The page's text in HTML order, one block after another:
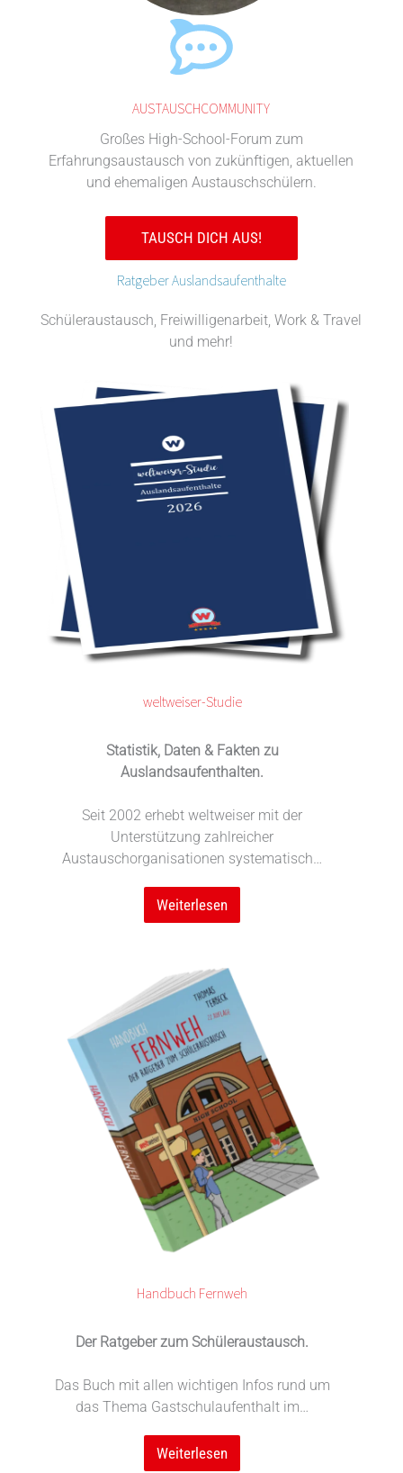
AUSTAUSCHCOMMUNITY
Großes High-School-Forum zum
Erfahrungsaustausch von zukünftigen, aktuellen
und ehemaligen Austauschschülern.
TAUSCH DICH AUS!
Ratgeber Auslandsaufenthalte
Schüleraustausch, Freiwilligenarbeit, Work & Travel
und mehr!
weltweiser-Studie
Statistik, Daten & Fakten zu
Auslandsaufenthalten.
Seit 2002 erhebt weltweiser mit der
Unterstützung zahlreicher
Austauschorganisationen systematisch…
Weiterlesen
Handbuch Fernweh
Der Ratgeber zum Schüleraustausch.
Das Buch mit allen wichtigen Infos rund um
das Thema Gastschulaufenthalt im…
Weiterlesen